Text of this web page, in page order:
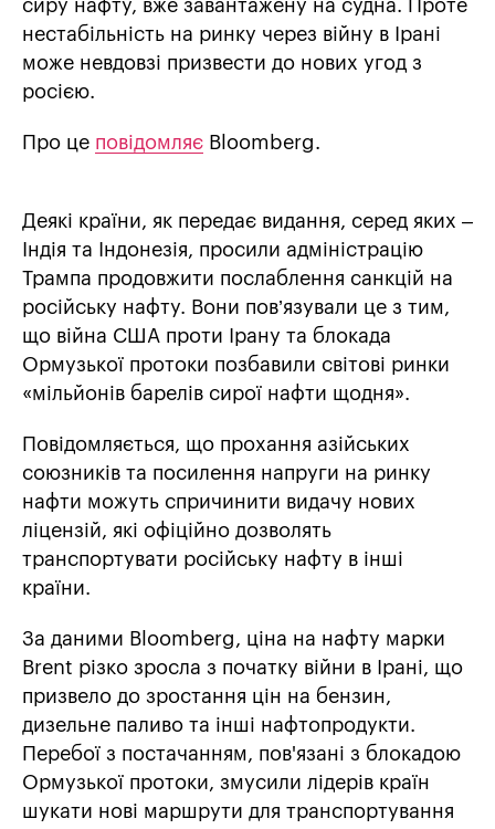
сиру нафту, вже завантажену на судна. Проте
нестабільність на ринку через війну в Ірані
може невдовзі призвести до нових угод з
росією.
Про це повідомляє Bloomberg.
Деякі країни, як передає видання, серед яких –
Індія та Індонезія, просили адміністрацію
Трампа продовжити послаблення санкцій на
російську нафту. Вони пов’язували це з тим,
що війна США проти Ірану та блокада
Ормузької протоки позбавили світові ринки
«мільйонів барелів сирої нафти щодня».
Повідомляється, що прохання азійських
союзників та посилення напруги на ринку
нафти можуть спричинити видачу нових
ліцензій, які офіційно дозволять
транспортувати російську нафту в інші
країни.
За даними Bloomberg, ціна на нафту марки
Brent різко зросла з початку війни в Ірані, що
призвело до зростання цін на бензин,
дизельне паливо та інші нафтопродукти.
Перебої з постачанням, пов'язані з блокадою
Ормузької протоки, змусили лідерів країн
шукати нові маршрути для транспортування